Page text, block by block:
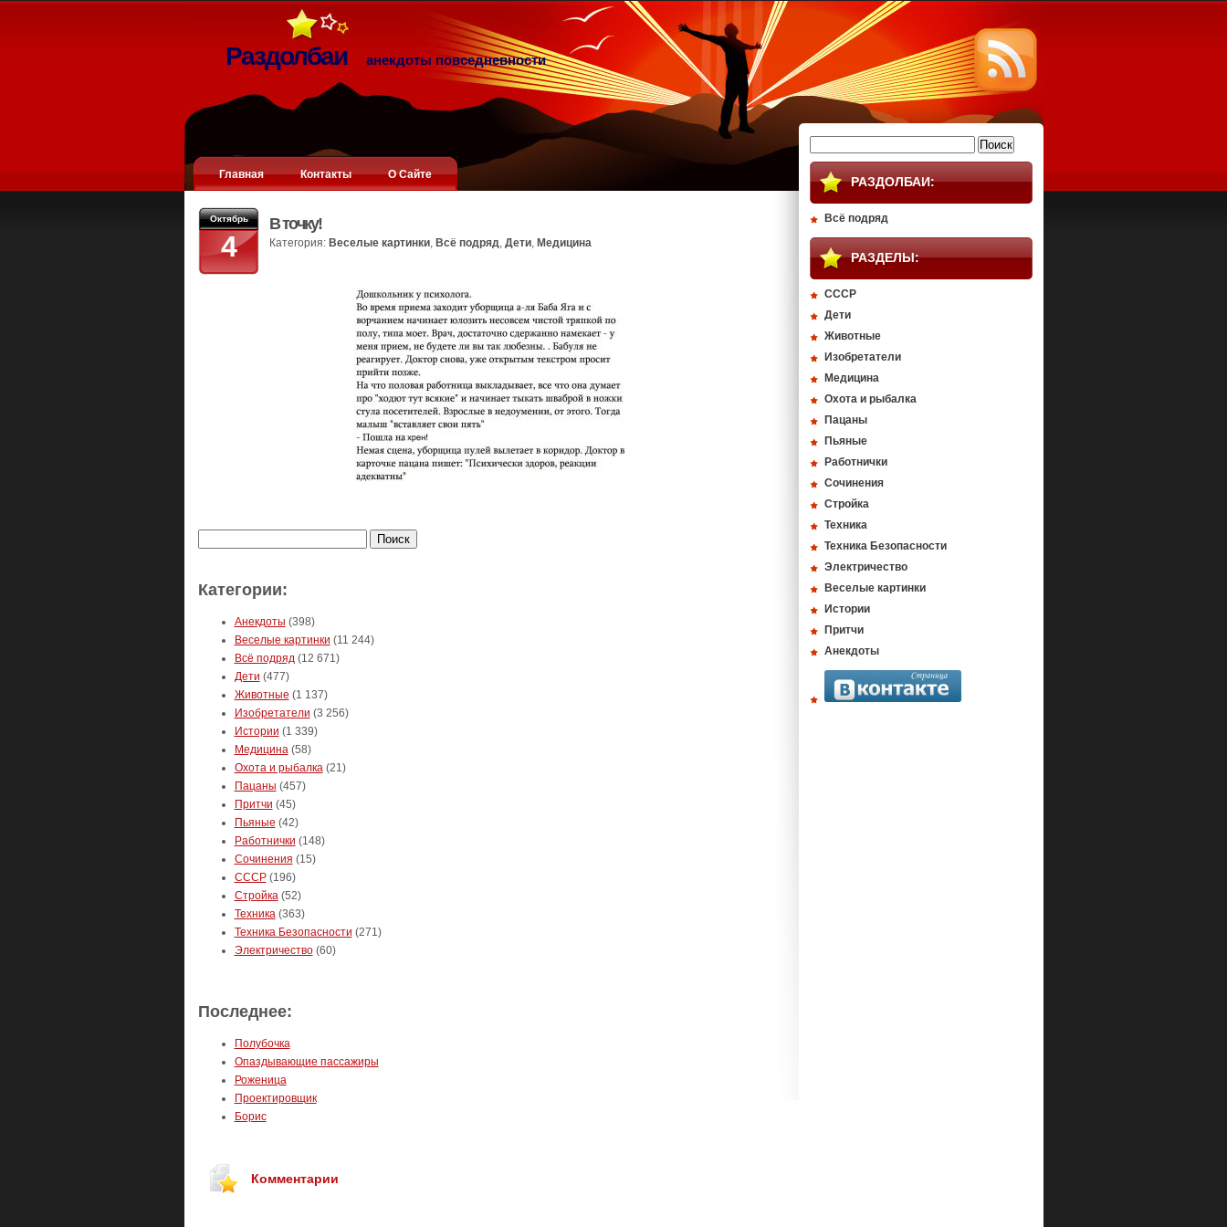
Раздолбаи анекдоты повседневности
Главная Контакты О Сайте
Октябрь
4
В точку!
Категория: Веселые картинки, Всё подряд, Дети, Медицина
Категории:
Анекдоты (398)
Веселые картинки (11 244)
Всё подряд(12 671)
Дети (477)
Животные (1 137)
Изобретатели (3 256)
Истории (1 339)
Медицина(58)
Охота и рыбалка(21)
Пацаны (457)
Притчи (45)
Пьяные (42)
Работнички (148)
Сочинения (15)
СССР(196)
Стройка(52)
Техника(363)
Техника Безопасности (271)
Электричество(60)
Последнее:
Полубочка
Опаздывающие пассажиры
Роженица
Проектировщик
Борис
Комментарии
РАЗДОЛБАИ:
Всё подряд
РАЗДЕЛЫ:
СССР
Дети
Животные
Изобретатели
Медицина
Охота и рыбалка
Пацаны
Пьяные
Работнички
Сочинения
Стройка
Техника
Техника Безопасности
Электричество
Веселые картинки
Истории
Притчи
Анекдоты